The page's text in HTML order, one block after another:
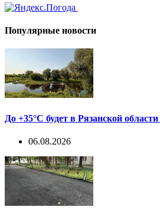
Популярные новости
До +35°С будет в Рязанской
06.08.2026